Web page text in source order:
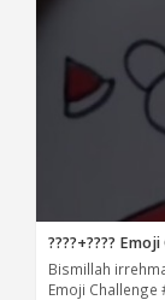
????+????
Bismillah
Emoji